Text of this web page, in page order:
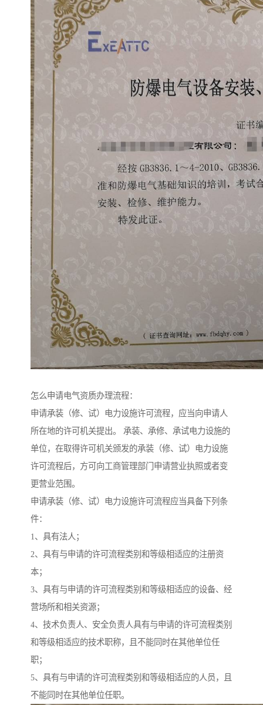
怎么申请电气资质办理流程：
申请承装（修、试）电力设施许可流程，应当向申请人
所在地的许可机关提出。 承装、承修、承试电力设施的
单位，在取得许可机关颁发的承装（修、试）电力设施
许可流程后，方可向工商管理部门申请营业执照或者变
更营业范围。
申请承装（修、试）电力设施许可流程应当具备下列条
件：
1、具有法人；
2、具有与申请的许可流程类别和等级相适应的注册资
本；
3、具有与申请的许可流程类别和等级相适应的设备、经
营场所和相关资源；
4、技术负责人、安全负责人具有与申请的许可流程类别
和等级相适应的技术职称，且不能同时在其他单位任
职；
5、具有与申请的许可流程类别和等级相适应的人员，且
不能同时在其他单位任职。